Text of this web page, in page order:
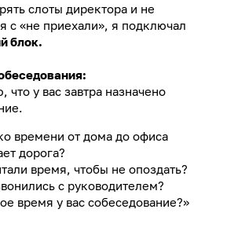
слоты директора и не
с «не приехали», я подключал
блок.
что у вас завтра назначено
времени от дома до офиса
дорога?
время, чтобы не опоздать?
с руководителем?
время у вас собеседование?»